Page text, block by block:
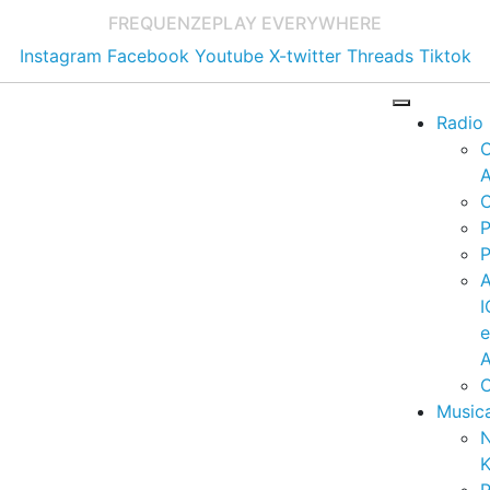
FREQUENZEPLAY EVERYWHERE
Instagram Facebook Youtube X-twitter Threads Tiktok
Radio
e